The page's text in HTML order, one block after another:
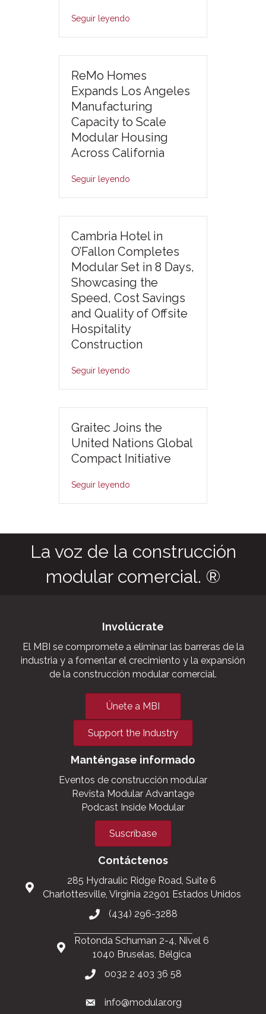
Seguir leyendo
ReMo Homes
Expands Los Angeles
Manufacturing
Capacity to Scale
Modular Housing
Across California
Seguir leyendo
Cambria Hotel in
O’Fallon Completes
Modular Set in 8 Days,
Showcasing the
Speed, Cost Savings
and Quality of Offsite
Hospitality
Construction
Seguir leyendo
Graitec Joins the
United Nations Global
Compact Initiative
Seguir leyendo
La voz de la construcción
modular comercial. ®
Involúcrate
El MBI se compromete a eliminar las barreras de la
industria y a fomentar el crecimiento y la expansión
de la construcción modular comercial.
Únete a MBI
Support the Industry
Manténgase informado
Eventos de construcción modular
Revista Modular Advantage
Podcast Inside Modular
Suscríbase
Contáctenos
285 Hydraulic Ridge Road, Suite 6
Charlottesville, Virginia 22901 Estados Unidos
(434) 296-3288
Rotonda Schuman 2-4, Nivel 6
1040 Bruselas, Bélgica
0032 2 403 36 58
info@modular.org